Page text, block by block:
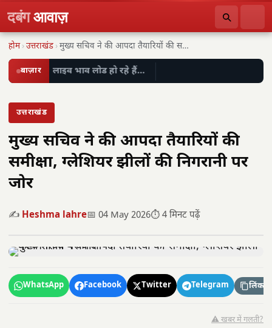
दबंगआवाज़
होम ›उत्तराखंड › मुख्य सचिव ने की आपदा तैयारियों की समीक्षा,…
बाज़ार लाइव भाव लोड हो रहे हैं…
उत्तराखंड
मुख्य सचिव ने की आपदा तैयारियों की
समीक्षा, ग्लेशियर झीलों की निगरानी पर
जोर
✍️ Heshma lahre📅 04 May 2026⏱️ 4 मिनट पढ़ें
WhatsApp Facebook Twitter Telegram लिंक
⚠️ खबर में गलती?